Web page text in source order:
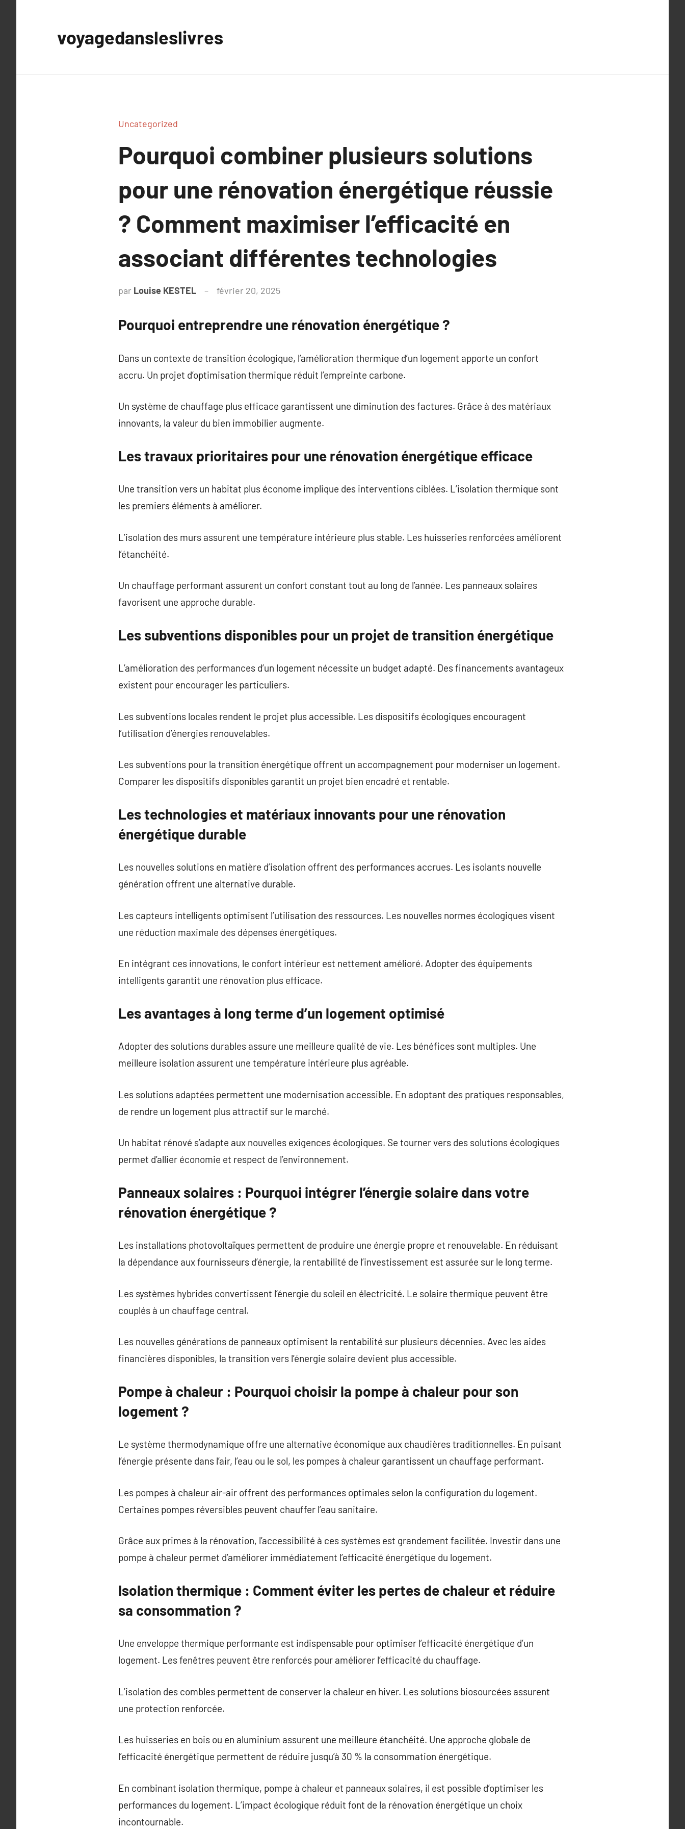
voyagedansleslivres
Uncategorized
Pourquoi combiner plusieurs solutions
pour une rénovation énergétique réussie
? Comment maximiser l’efficacité en
associant différentes technologies
par Louise KESTEL février 20, 2025
Pourquoi entreprendre une rénovation énergétique ?
Dans un contexte de transition écologique, l’amélioration thermique d’un logement apporte un confort
accru. Un projet d’optimisation thermique réduit l’empreinte carbone.
Un système de chauffage plus efficace garantissent une diminution des factures. Grâce à des matériaux
innovants, la valeur du bien immobilier augmente.
Les travaux prioritaires pour une rénovation énergétique efficace
Une transition vers un habitat plus économe implique des interventions ciblées. L’isolation thermique sont
les premiers éléments à améliorer.
L’isolation des murs assurent une température intérieure plus stable. Les huisseries renforcées améliorent
l’étanchéité.
Un chauffage performant assurent un confort constant tout au long de l’année. Les panneaux solaires
favorisent une approche durable.
Les subventions disponibles pour un projet de transition énergétique
L’amélioration des performances d’un logement nécessite un budget adapté. Des financements avantageux
existent pour encourager les particuliers.
Les subventions locales rendent le projet plus accessible. Les dispositifs écologiques encouragent
l’utilisation d’énergies renouvelables.
Les subventions pour la transition énergétique offrent un accompagnement pour moderniser un logement.
Comparer les dispositifs disponibles garantit un projet bien encadré et rentable.
Les technologies et matériaux innovants pour une rénovation
énergétique durable
Les nouvelles solutions en matière d’isolation offrent des performances accrues. Les isolants nouvelle
génération offrent une alternative durable.
Les capteurs intelligents optimisent l’utilisation des ressources. Les nouvelles normes écologiques visent
une réduction maximale des dépenses énergétiques.
En intégrant ces innovations, le confort intérieur est nettement amélioré. Adopter des équipements
intelligents garantit une rénovation plus efficace.
Les avantages à long terme d’un logement optimisé
Adopter des solutions durables assure une meilleure qualité de vie. Les bénéfices sont multiples. Une
meilleure isolation assurent une température intérieure plus agréable.
Les solutions adaptées permettent une modernisation accessible. En adoptant des pratiques responsables,
de rendre un logement plus attractif sur le marché.
Un habitat rénové s’adapte aux nouvelles exigences écologiques. Se tourner vers des solutions écologiques
permet d’allier économie et respect de l’environnement.
Panneaux solaires : Pourquoi intégrer l’énergie solaire dans votre
rénovation énergétique ?
Les installations photovoltaïques permettent de produire une énergie propre et renouvelable. En réduisant
la dépendance aux fournisseurs d’énergie, la rentabilité de l’investissement est assurée sur le long terme.
Les systèmes hybrides convertissent l’énergie du soleil en électricité. Le solaire thermique peuvent être
couplés à un chauffage central.
Les nouvelles générations de panneaux optimisent la rentabilité sur plusieurs décennies. Avec les aides
financières disponibles, la transition vers l’énergie solaire devient plus accessible.
Pompe à chaleur : Pourquoi choisir la pompe à chaleur pour son
logement ?
Le système thermodynamique offre une alternative économique aux chaudières traditionnelles. En puisant
l’énergie présente dans l’air, l’eau ou le sol, les pompes à chaleur garantissent un chauffage performant.
Les pompes à chaleur air-air offrent des performances optimales selon la configuration du logement.
Certaines pompes réversibles peuvent chauffer l’eau sanitaire.
Grâce aux primes à la rénovation, l’accessibilité à ces systèmes est grandement facilitée. Investir dans une
pompe à chaleur permet d’améliorer immédiatement l’efficacité énergétique du logement.
Isolation thermique : Comment éviter les pertes de chaleur et réduire
sa consommation ?
Une enveloppe thermique performante est indispensable pour optimiser l’efficacité énergétique d’un
logement. Les fenêtres peuvent être renforcés pour améliorer l’efficacité du chauffage.
L’isolation des combles permettent de conserver la chaleur en hiver. Les solutions biosourcées assurent
une protection renforcée.
Les huisseries en bois ou en aluminium assurent une meilleure étanchéité. Une approche globale de
l’efficacité énergétique permettent de réduire jusqu’à 30 % la consommation énergétique.
En combinant isolation thermique, pompe à chaleur et panneaux solaires, il est possible d’optimiser les
performances du logement. L’impact écologique réduit font de la rénovation énergétique un choix
incontournable.